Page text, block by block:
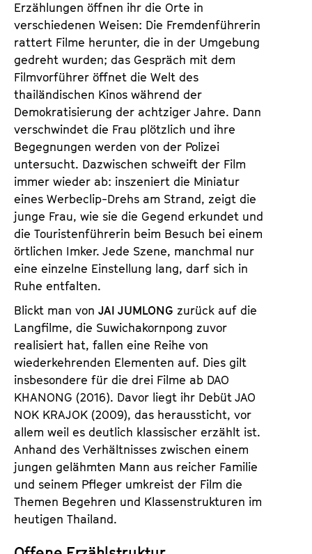
Erzählungen öffnen ihr die Orte in
verschiedenen Weisen: Die Fremdenführerin
rattert Filme herunter, die in der Umgebung
gedreht wurden; das Gespräch mit dem
Filmvorführer öffnet die Welt des
thailändischen Kinos während der
Demokratisierung der achtziger Jahre. Dann
verschwindet die Frau plötzlich und ihre
Begegnungen werden von der Polizei
untersucht. Dazwischen schweift der Film
immer wieder ab: inszeniert die Miniatur
eines Werbeclip-Drehs am Strand, zeigt die
junge Frau, wie sie die Gegend erkundet und
die Touristenführerin beim Besuch bei einem
örtlichen Imker. Jede Szene, manchmal nur
eine einzelne Einstellung lang, darf sich in
Ruhe entfalten.
Blickt man von JAI JUMLONG zurück auf die
Langfilme, die Suwichakornpong zuvor
realisiert hat, fallen eine Reihe von
wiederkehrenden Elementen auf. Dies gilt
insbesondere für die drei Filme ab DAO
KHANONG (2016). Davor liegt ihr Debüt JAO
NOK KRAJOK (2009), das heraussticht, vor
allem weil es deutlich klassischer erzählt ist.
Anhand des Verhältnisses zwischen einem
jungen gelähmten Mann aus reicher Familie
und seinem Pfleger umkreist der Film die
Themen Begehren und Klassenstrukturen im
heutigen Thailand.